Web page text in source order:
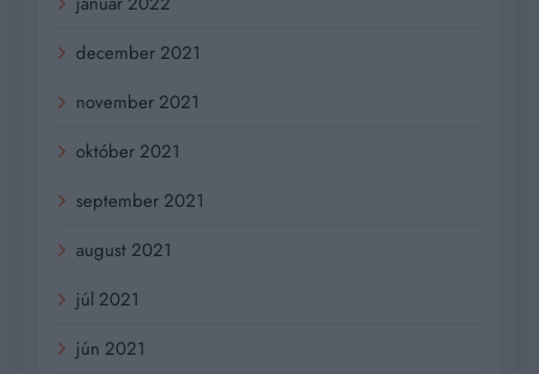
december 2021
november 2021
október 2021
september 2021
august 2021
júl 2021
jún 2021